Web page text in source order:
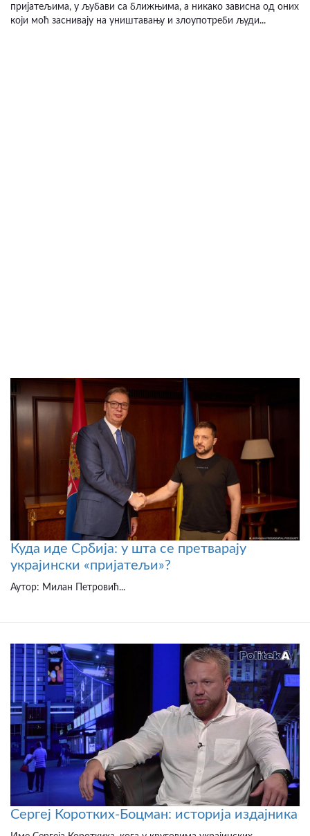
пријатељима, у љубави са ближњима, а никако зависна од оних
који моћ заснивају на уништавању и злоупотреби људи...
Куда иде Србија: у шта се претварају
украјински «пријатељи»?
Аутор: Милан Петровић...
Сергеј Коротких-Боцман: историја издајника